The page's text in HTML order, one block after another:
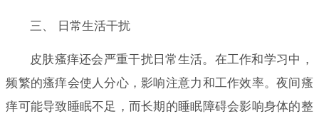
三、 日常生活干扰
皮肤瘙痒还会严重干扰日常生活。在工作和学习中，
频繁的瘙痒会使人分心，影响注意力和工作效率。夜间瘙
痒可能导致睡眠不足，而长期的睡眠障碍会影响身体的整